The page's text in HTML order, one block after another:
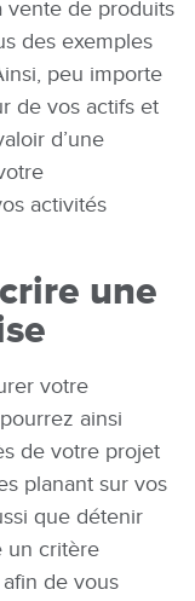
vente de produits
des exemples
peu importe
de vos actifs et
d’une
activités
une
votre
ainsi
de votre projet
planant sur vos
que détenir
un critère
de vous